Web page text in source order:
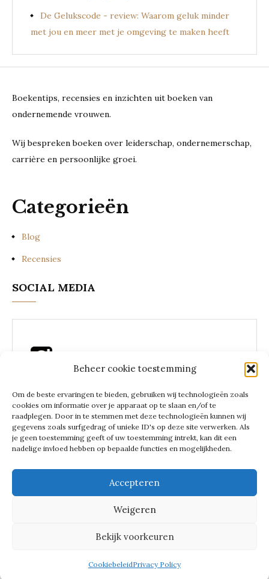
Beheer cookie toestemming
Om de beste ervaringen te bieden, gebruiken wij technologieën zoals
cookies om informatie over je apparaat op te slaan en/of te
raadplegen. Door in te stemmen met deze technologieën kunnen wij
gegevens zoals surfgedrag of unieke ID's op deze site verwerken. Als
je geen toestemming geeft of uw toestemming intrekt, kan dit een
nadelige invloed hebben op bepaalde functies en mogelijkheden.
Accepteren
Weigeren
Bekijk voorkeuren
CookiebeleidPrivacy Policy
De Gelukscode - review: Waarom geluk minder
met jou en meer met je omgeving te maken heeft
Boekentips, recensies en inzichten uit boeken van
ondernemende vrouwen.
Wij bespreken boeken over leiderschap, ondernemerschap,
carrière en persoonlijke groei.
Categorieën
Blog
Recensies
SOCIAL MEDIA
LEES EEN
ZAKENVRO
UW